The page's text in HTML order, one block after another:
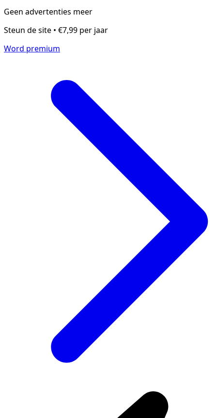
Geen advertenties meer
Steun de site • €7,99 per jaar
Word premium